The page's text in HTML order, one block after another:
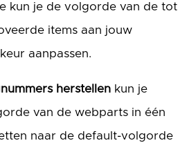
kun je de volgorde van de tot
items aan jouw
aanpassen.
herstellen kun je
van de webparts in één
naar de default-volgorde